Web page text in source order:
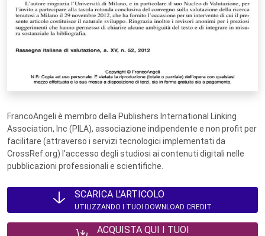
FrancoAngeli è membro della Publishers International Linking
Association, Inc (PILA), associazione indipendente e non profit per
facilitare (attraverso i servizi tecnologici implementati da
CrossRef.org) l’accesso degli studiosi ai contenuti digitali nelle
pubblicazioni professionali e scientifiche.
SCARICA L'ARTICOLO
UTILIZZANDO I TUOI DOWNLOAD CREDIT
ACQUISTA QUI I TUOI